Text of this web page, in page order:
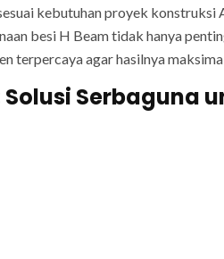
kebutuhan proyek
besi H Beam tidak hanya
terpercaya agar hasilnya
Serbaguna